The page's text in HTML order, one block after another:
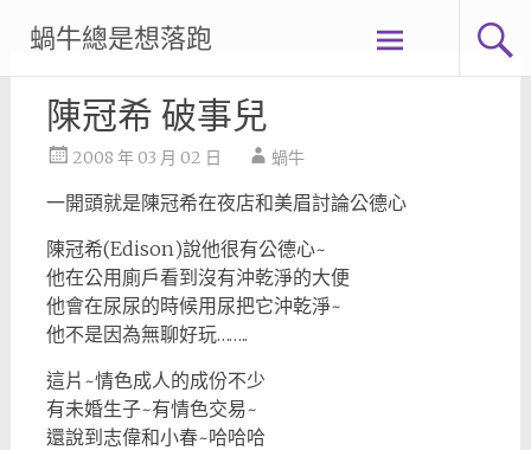
content
蝸牛總是想落跑
陳冠希 破事兒
2008 年 03 月 02 日 蝸牛
一開頭就是陳冠希在夜店和美眉討論公德心
陳冠希(Edison)說他很有公德心~
他在公用廁戶看到沒有沖乾淨的大便
他會在尿尿的時候用尿把它沖乾淨~
他不是因為無聊好玩……..
這片~情色成人的成份不少
有未婚生子~有情色交易~
還說到志偉和小春~哈哈哈